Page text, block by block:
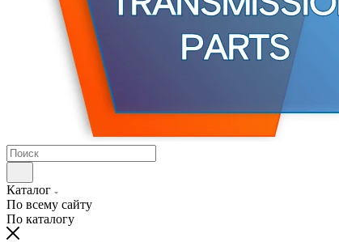
Каталог
По всему сайту
По каталогу